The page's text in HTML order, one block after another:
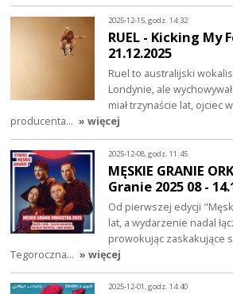
2025-12-15, godz. 14:32
RUEL - Kicking My
21.12.2025
Ruel to australijski
Londynie, ale
miał trzynaście lat, ojciec
producenta… » więcej
2025-12-08, godz. 11:45
MĘSKIE GRANIE
Granie 2025 08 -
Od pierwszej edycji
lat, a wydarzenie nadal
prowokując zaskakujące
Tegoroczna… » więcej
2025-12-01, godz. 14:40